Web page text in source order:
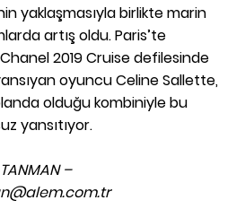
yaklaşmasıyla birlikte marin
artış oldu. Paris’te
2019 Cruise defilesinde
oyuncu Celine Sallette,
olduğu kombiniyle bu
yansıtıyor.
–